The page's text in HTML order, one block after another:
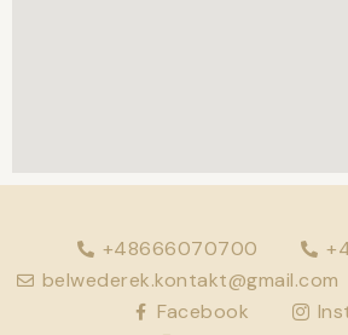
+48666070700
belwederek.kontakt@gmail.com
Facebook